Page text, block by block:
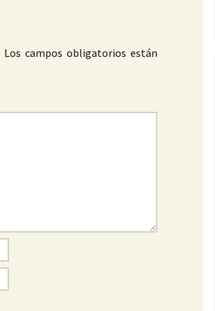
Los campos obligatorios están